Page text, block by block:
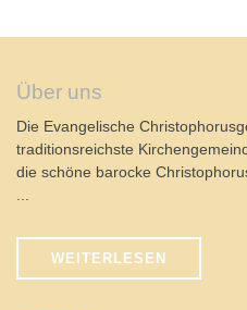
Über uns
Die Evangelische
traditionsreichste
die schöne barocke
WEITERLESEN